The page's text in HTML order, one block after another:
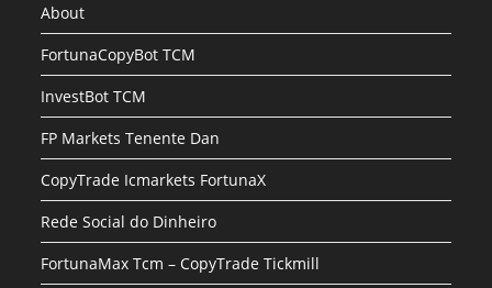
About
FortunaCopyBot TCM
InvestBot TCM
FP Markets Tenente Dan
CopyTrade Icmarkets FortunaX
Rede Social do Dinheiro
FortunaMax Tcm – CopyTrade Tickmill